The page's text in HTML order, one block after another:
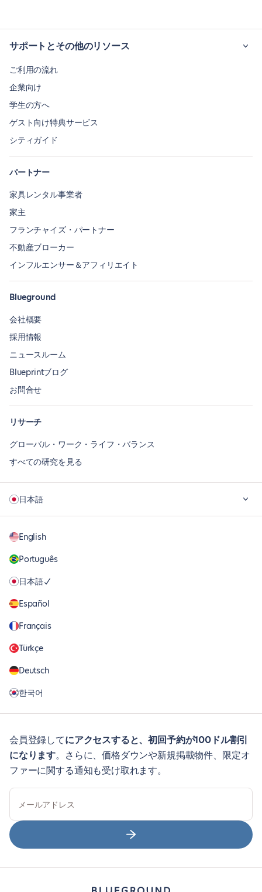
サポートとその他のリソース
ご利用の流れ
企業向け
学生の方へ
ゲスト向け特典サービス
シティガイド
パートナー
家具レンタル事業者
家主
フランチャイズ・パートナー
不動産ブローカー
インフルエンサー＆アフィリエイト
Blueground
会社概要
採用情報
ニュースルーム
Blueprintブログ
お問合せ
リサーチ
グローバル・ワーク・ライフ・バランス
すべての研究を見る
日本語
English
Português
日本語
Español
Français
Türkçe
Deutsch
한국어
会員登録してにアクセスすると、初回予約が100ドル割引
になります。さらに、価格ダウンや新規掲載物件、限定オ
ファーに関する通知も受け取れます。
メールアドレス